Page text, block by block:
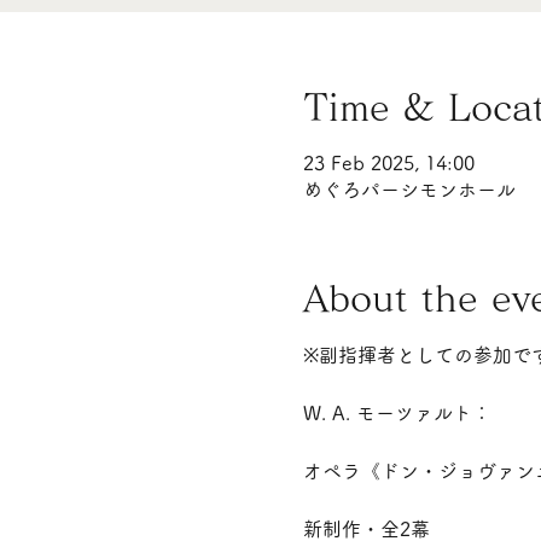
Time &
23 Feb 2025, 14:00
めぐろパーシモンホール
About the
※副指揮者としての参加で
W. A. モーツァルト：
オペラ《ドン・ジョヴァン
新制作・全2幕